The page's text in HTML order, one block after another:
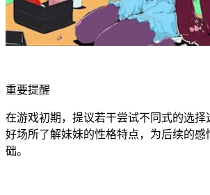
重要提醒
在游戏初期，提议若干尝试不同式的选择
好场所了解妹妹的性格特点，为后续的感
础。